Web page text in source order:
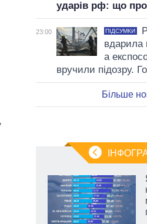
ударів рф: що
23:00 ПІДСУМКИ
вдарила
а
вручили підозру.
Більше